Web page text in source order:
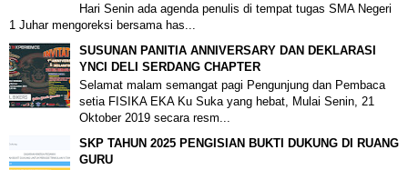
Hari Senin ada agenda penulis di tempat tugas SMA Negeri
1 Juhar mengoreksi bersama has...
SUSUNAN PANITIA ANNIVERSARY DAN DEKLARASI
YNCI DELI SERDANG CHAPTER
Selamat malam semangat pagi Pengunjung dan Pembaca
setia FISIKA EKA Ku Suka yang hebat, Mulai Senin, 21
Oktober 2019 secara resm...
SKP TAHUN 2025 PENGISIAN BUKTI DUKUNG DI RUANG
GURU